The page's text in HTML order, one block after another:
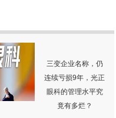
三变企业名称，仍
连续亏损9年，光正
眼科的管理水平究
竟有多烂？